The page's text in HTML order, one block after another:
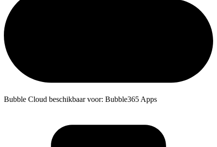
Bubble Cloud beschikbaar voor: Bubble365 Apps